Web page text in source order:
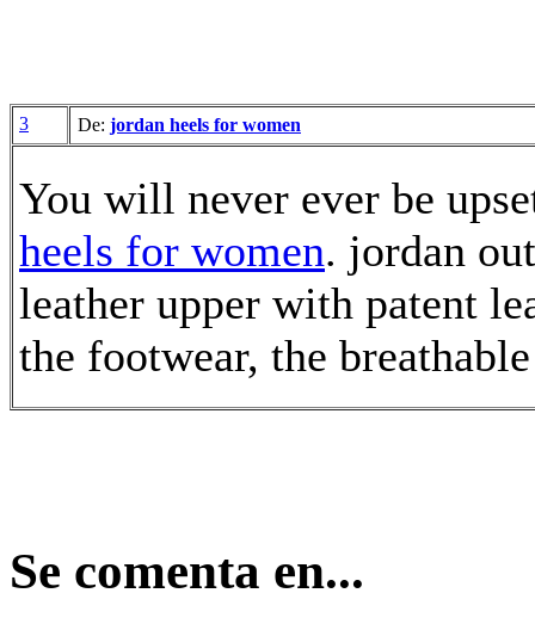
3 De: jordan heels for women
You will never ever be
heels for women. jordan
leather upper with patent
the footwear, the
Se comenta en...